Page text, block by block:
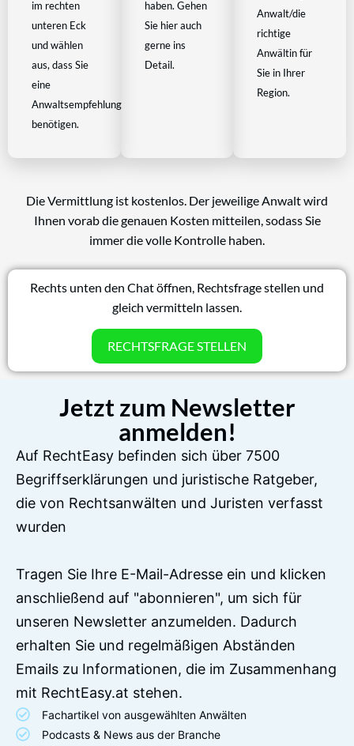
im rechten
unteren Eck
und wählen
aus, dass Sie
eine
Anwaltsempfehlung
benötigen.
haben. Gehen
Sie hier auch
gerne ins
Detail.
Anwalt/die
richtige
Anwältin für
Sie in Ihrer
Region.
Die Vermittlung ist kostenlos. Der jeweilige Anwalt wird
Ihnen vorab die genauen Kosten mitteilen, sodass Sie
immer die volle Kontrolle haben.
Rechts unten den Chat öffnen, Rechtsfrage stellen und
gleich vermitteln lassen.
RECHTSFRAGE STELLEN
Jetzt zum Newsletter
anmelden!
Auf RechtEasy befinden sich über 7500
Begriffserklärungen und juristische Ratgeber,
die von Rechtsanwälten und Juristen verfasst
wurden
Tragen Sie Ihre E-Mail-Adresse ein und klicken
anschließend auf "abonnieren", um sich für
unseren Newsletter anzumelden. Dadurch
erhalten Sie und regelmäßigen Abständen
Emails zu Informationen, die im Zusammenhang
mit RechtEasy.at stehen.
Fachartikel von ausgewählten Anwälten
Podcasts & News aus der Branche